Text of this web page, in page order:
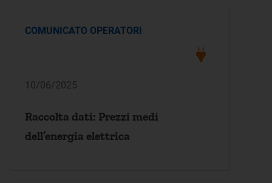
COMUNICATO OPERATORI
10/06/2025
Raccolta dati: Prezzi medi
dell’energia elettrica